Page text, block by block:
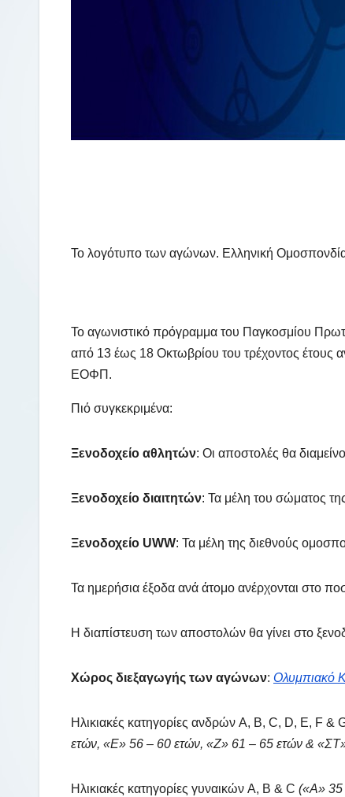
Το λογότυπο των αγώνων. Ελληνική
Το αγωνιστικό πρόγραμμα του Παγκοσμίου
από 13 έως 18 Οκτωβρίου του τρέχοντος έτους
ΕΟΦΠ.
Πιό συγκεκριμένα:
Ξενοδοχείο αθλητών: Οι αποστολές θα
Ξενοδοχείο διαιτητών: Τα μέλη του σώματος
Ξενοδοχείο UWW: Τα μέλη της διεθνούς
Τα ημερήσια έξοδα ανά άτομο ανέρχονται στο
Η διαπίστευση των αποστολών θα γίνει στο
Χώρος διεξαγωγής των αγώνων: Ολυμπιακό
Ηλικιακές κατηγορίες ανδρών A, B, C, D, E, F &
ετών, «Ε» 56 – 60 ετών, «Ζ» 61 – 65 ετών &
Ηλικιακές κατηγορίες γυναικών A, B & C («Α» 35